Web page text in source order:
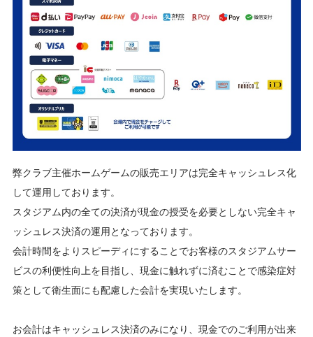
弊クラブ主催ホームゲームの販売エリアは完全キャッシュレス化
して運用しております。
スタジアム内の全ての決済が現金の授受を必要としない完全キャ
ッシュレス決済の運用となっております。
会計時間をよりスピーディにすることでお客様のスタジアムサー
ビスの利便性向上を目指し、現金に触れずに済むことで感染症対
策として衛生面にも配慮した会計を実現いたします。
お会計はキャッシュレス決済のみになり、現金でのご利用が出来